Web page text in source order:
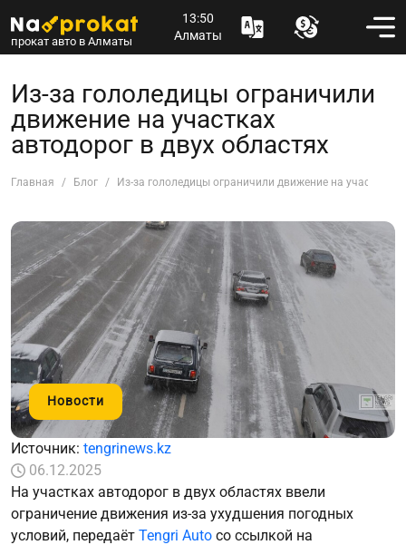
прокат авто в Алматы
13:50
Алматы
Из-за гололедицы ограничили
движение на участках
автодорог в двух областях
Главная Блог Из-за гололедицы ограничили движение на участках
Новости
Источник: tengrinews.kz
06.12.2025
На участках автодорог в двух областях ввели
ограничение движения из-за ухудшения погодных
условий, передаёт Tengri Auto со ссылкой на